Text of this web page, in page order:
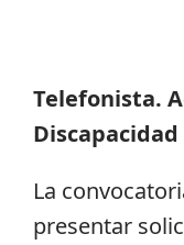
Telefonista.
La
presentar